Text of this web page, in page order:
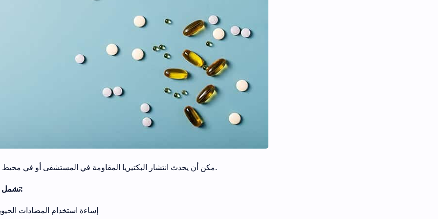
مكن أن يحدث انتشار البكتيريا المقاومة في المستشفى أو في محيط المجتمع.
تشمل العوامل:
إساءة استخدام المضادات